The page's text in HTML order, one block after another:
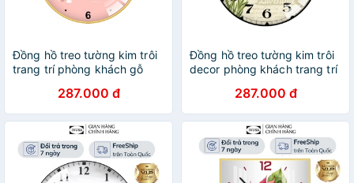
Đồng hồ treo tường kim trôi
trang trí phòng khách gỗ
inuka.decor.287.000 đ
Đồng hồ treo tường kim trôi
decor phòng khách trang trí
tháng inuka.decor.
287.000 đ